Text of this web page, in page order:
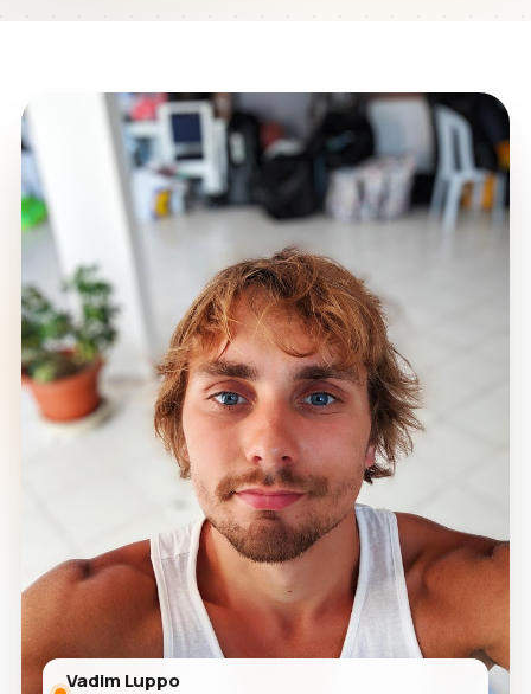
Vadim Luppo